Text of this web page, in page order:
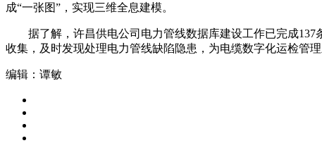
成“一张图”，实现三维全息建模。
据了解，许昌供电公司电力管线数据库建设工作已完成137
收集，及时发现处理电力管线缺陷隐患，为电缆数字化运检管
编辑：谭敏